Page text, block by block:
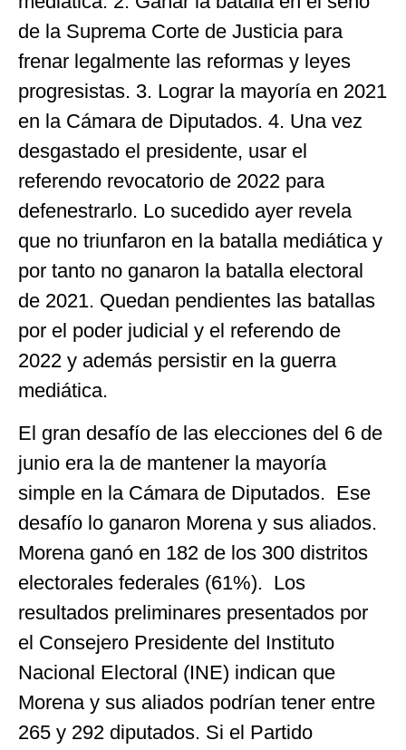
de la Suprema Corte de Justicia para
frenar legalmente las reformas y leyes
progresistas. 3. Lograr la mayoría en 2021
en la Cámara de Diputados. 4. Una vez
desgastado el presidente, usar el
referendo revocatorio de 2022 para
defenestrarlo. Lo sucedido ayer revela
que no triunfaron en la batalla mediática y
por tanto no ganaron la batalla electoral
de 2021. Quedan pendientes las batallas
por el poder judicial y el referendo de
2022 y además persistir en la guerra
mediática.
El gran desafío de las elecciones del 6 de
junio era la de mantener la mayoría
simple en la Cámara de Diputados. Ese
desafío lo ganaron Morena y sus aliados.
Morena ganó en 182 de los 300 distritos
electorales federales (61%). Los
resultados preliminares presentados por
el Consejero Presidente del Instituto
Nacional Electoral (INE) indican que
Morena y sus aliados podrían tener entre
265 y 292 diputados. Si el Partido